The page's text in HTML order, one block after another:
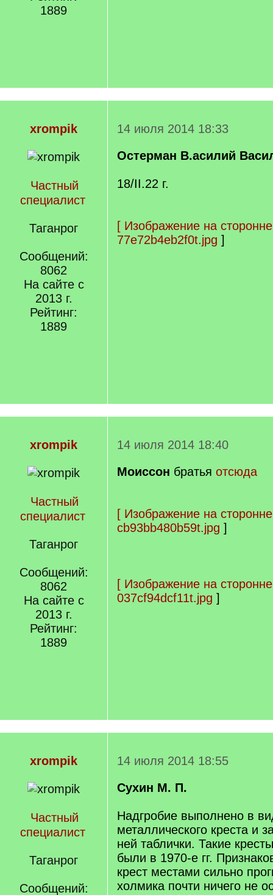
1889
xrompik
Частный
специалист
Таганрог
Сообщений:
8062
На сайте с
2013 г.
Рейтинг:
1889
14 июля 2014 18:33
Остерман В.асилий
18/II.22 г.
[ Изображение на
77e72b4eb2f0t.jpg ]
xrompik
Частный
специалист
Таганрог
Сообщений:
8062
На сайте с
2013 г.
Рейтинг:
1889
14 июля 2014 18:40
Моиссон братья отсюда
[ Изображение на
cb93bb480b59t.jpg ]
[ Изображение на
037cf94dcf11t.jpg ]
xrompik
Частный
специалист
Таганрог
Сообщений:
14 июля 2014 18:55
Сухин М. П.
Надгробие выполнено в
металлического креста и
ней таблички. Такие
были в 1970-е гг.
крест местами сильно
холмика почти ничего не